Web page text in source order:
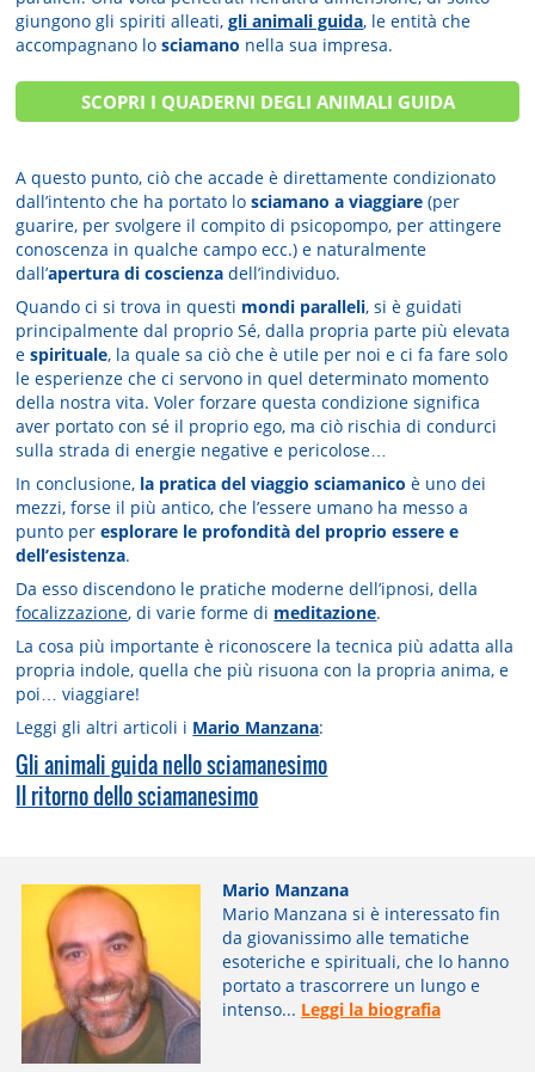
giungono gli spiriti alleati,gli animali guida, le entità che
accompagnano losciamano nella sua impresa.
SCOPRI I QUADERNI DEGLI ANIMALI GUIDA
A questo punto, ciò che accade è direttamente condizionato
dall’intento che ha portato losciamano a viaggiare (per
guarire, per svolgere il compito di psicopompo, per attingere
conoscenza in qualche campo ecc.) e naturalmente
dall’apertura di coscienza dell’individuo.
Quando ci si trova in questi mondi paralleli, si è guidati
principalmente dal proprio Sé, dalla propria parte più elevata
espirituale, la quale sa ciò che è utile per noi e ci fa fare solo
le esperienze che ci servono in quel determinato momento
della nostra vita. Voler forzare questa condizione significa
aver portato con sé il proprio ego, ma ciò rischia di condurci
sulla strada di energie negative e pericolose…
In conclusione, la pratica del viaggio sciamanico è uno dei
mezzi, forse il più antico, che l’essere umano ha messo a
punto peresplorare le profondità del proprio essere e
dell’esistenza.
Da esso discendono le pratiche moderne dell’ipnosi, della
focalizzazione, di varie forme di meditazione.
La cosa più importante è riconoscere la tecnica più adatta alla
propria indole, quella che più risuona con la propria anima, e
poi… viaggiare!
Leggi gli altri articoli i Mario Manzana:
Gli animali guida nello sciamanesimo
Il ritorno dello sciamanesimo
Mario Manzana
Mario Manzana si è interessato fin
da giovanissimo alle tematiche
esoteriche e spirituali, che lo hanno
portato a trascorrere un lungo e
intenso... Leggi la biografia